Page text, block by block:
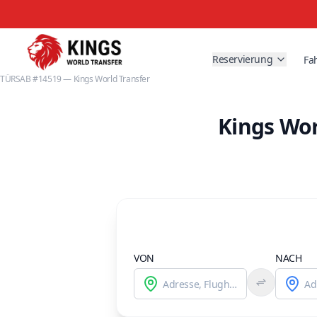
TÜRSAB #14519 — Kings World Transfer
Reservierung
Kings
VON NACH